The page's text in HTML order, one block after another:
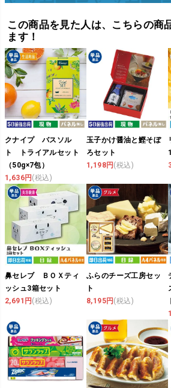
この商品を見た人は、こちらの商
ます！
クナイプ バスソル
ト トライアルセット
（50g×7包）
1,636円 (税込)
玉子かけ醤油と鰹そぼ
ろセット
1,198円 (税込)
鼻セレブ ＢＯＸティ
ッシュ3箱セット
2,691円 (税込)
ふらのチーズ工房セッ
ト
8,195円 (税込)